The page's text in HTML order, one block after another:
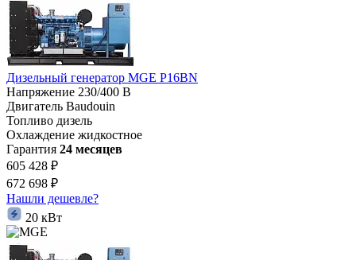
Дизельный генератор MGE P16BN
Напряжение 230/400 В
Двигатель Baudouin
Топливо дизель
Охлаждение жидкостное
Гарантия 24 месяцев
605 428 ₽
672 698 ₽
Нашли дешевле?
20 кВт